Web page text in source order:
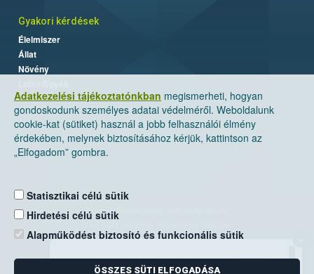
Adatkezelési tájékoztatónkban megismerheti, hogyan
gondoskodunk személyes adatai védelméről. Weboldalunk
cookie-kat (sütiket) használ a jobb felhasználói élmény
érdekében, melynek biztosításához kérjük, kattintson az
„Elfogadom” gombra.
Statisztikai célú sütik
Hirdetési célú sütik
Alapműködést biztosító és funkcionális sütik
ÖSSZES SÜTI ELFOGADÁSA
Gyakori kérdések
Élelmiszer
Állat
Növény
Nemzeti Élelmiszerlánc-biztonsági Hivatal
Levelezési cím: 1525 Budapest. Pf. 30.